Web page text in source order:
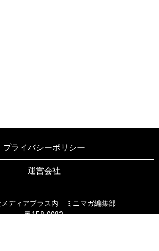
プライバシーポリシー
運営会社
メディアプラス内 ミニマガ編集部
〒158-0082